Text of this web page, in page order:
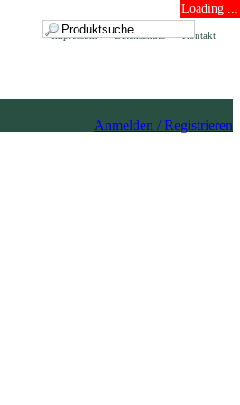
Loading ...
Kontakt
Datenschutz
Impressum
Anmelden / Registrieren